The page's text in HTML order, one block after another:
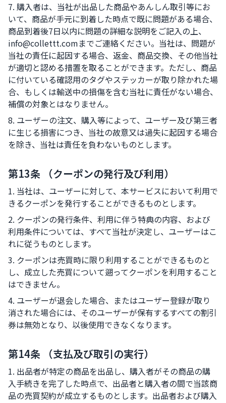
7. 購入者は、当社が出品した商品やあんしん取引等にお
いて、商品が手元に到着した時点で既に問題がある場合、
商品到着後7日以内に問題の詳細な説明をご記入の上、
info@collettt.comまでご連絡ください。当社は、問題が
当社の責任に起因する場合、返金、商品交換、その他当社
が適切と認める措置を取ることができます。ただし、商品
に付いている確認用のタグやステッカーが取り除かれた場
合、もしくは輸送中の損傷を含む当社に責任がない場合、
補償の対象とはなりません。
8. ユーザーの注文、購入等によって、ユーザー及び第三者
に生じる損害につき、当社の故意又は過失に起因する場合
を除き、当社は責任を負わないものとします。
第13条 （クーポンの発行及び利用）
1. 当社は、ユーザーに対して、本サービスにおいて利用で
きるクーポンを発行することができるものとします。
2. クーポンの発行条件、利用に伴う特典の内容、および
利用条件については、すべて当社が決定し、ユーザーはこ
れに従うものとします。
3. クーポンは売買時に限り利用することができるものと
し、成立した売買について遡ってクーポンを利用すること
はできません。
4. ユーザーが退会した場合、またはユーザー登録が取り
消された場合には、そのユーザーが保有するすべての割引
券は無効となり、以後使用できなくなります。
第14条 （支払及び取引の実行）
1. 出品者が特定の商品を出品し、購入者がその商品の購
入手続きを完了した時点で、出品者と購入者の間で当該商
品の売買契約が成立するものとします。出品者および購入